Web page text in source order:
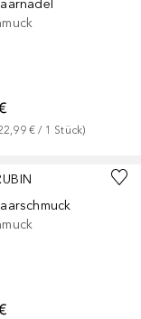
€ / 1 Stück)